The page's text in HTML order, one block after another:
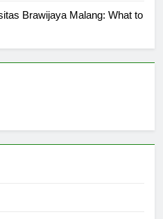
Brawijaya Malang: What to